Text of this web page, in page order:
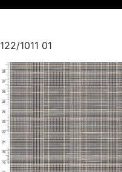
122/1011 01